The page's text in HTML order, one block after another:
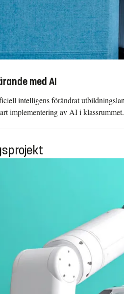
med AI
intelligens förändrat
implementering av AI i klassrummet.